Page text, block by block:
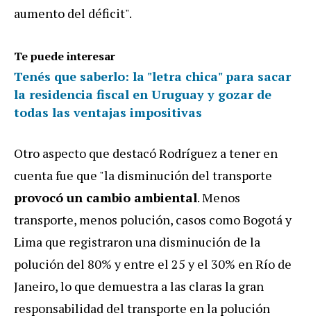
aumento del déficit".
Te puede interesar
Tenés que saberlo: la "letra chica" para sacar
la residencia fiscal en Uruguay y gozar de
todas las ventajas impositivas
Otro aspecto que destacó Rodríguez a tener en
cuenta fue que "la disminución del transporte
provocó un cambio ambiental. Menos
transporte, menos polución, casos como Bogotá y
Lima que registraron una disminución de la
polución del 80% y entre el 25 y el 30% en Río de
Janeiro, lo que demuestra a las claras la gran
responsabilidad del transporte en la polución